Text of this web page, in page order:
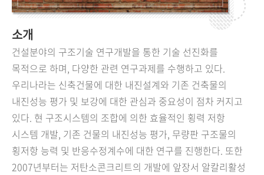
소개
건설분야의 구조기술 연구개발을 통한 기술 선진화를
목적으로 하며, 다양한 관련 연구과제를 수행하고 있다.
우리나라는 신축건물에 대한 내진설계와 기존 건축물의
내진성능 평가 및 보강에 대한 관심과 중요성이 점차 커지고
있다. 현 구조시스템의 조합에 의한 효율적인 횡력 저항
시스템 개발, 기존 건물의 내진성능 평가, 무량판 구조물의
횡저항 능력 및 반응수정계수에 대한 연구를 진행한다. 또한
2007년부터는 저탄소콘크리트의 개발에 앞장서 알칼리활성